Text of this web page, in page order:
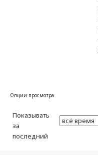
Опции просмотра
Показывать
за
последний